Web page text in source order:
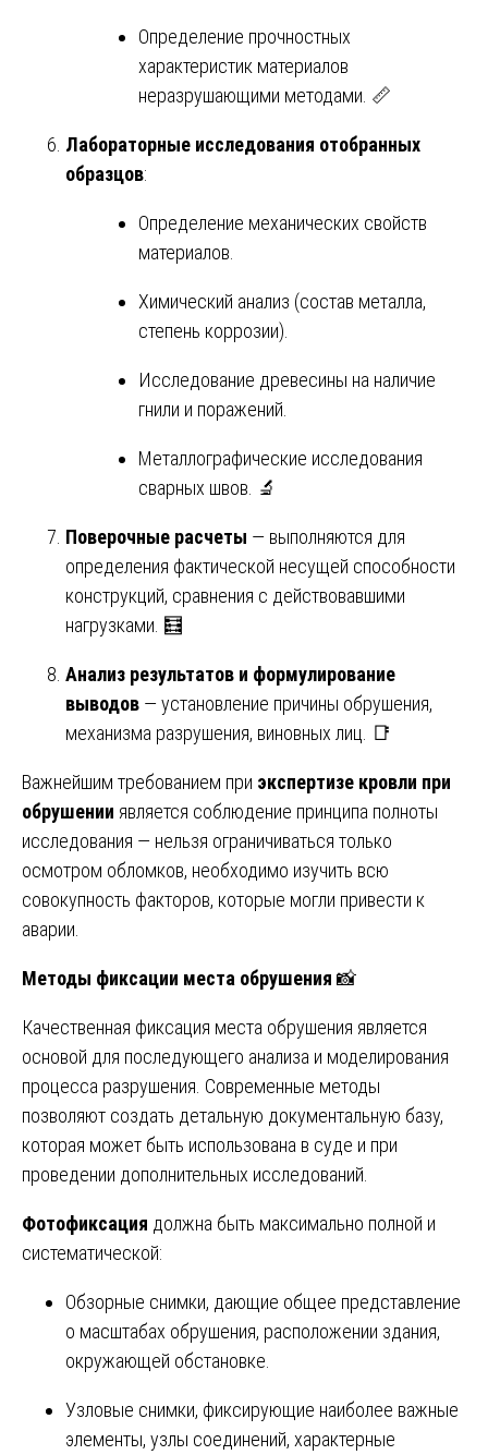
Определение прочностных
характеристик материалов
неразрушающими методами. 📏
Лабораторные исследования отобранных
образцов:
Определение механических свойств
материалов.
Химический анализ (состав металла,
степень коррозии).
Исследование древесины на наличие
гнили и поражений.
Металлографические исследования
сварных швов. 🔬
Поверочные расчеты — выполняются для
определения фактической несущей способности
конструкций, сравнения с действовавшими
нагрузками. 🧮
Анализ результатов и формулирование
выводов — установление причины обрушения,
механизма разрушения, виновных лиц. 📑
Важнейшим требованием при экспертизе кровли при
обрушении является соблюдение принципа полноты
исследования — нельзя ограничиваться только
осмотром обломков, необходимо изучить всю
совокупность факторов, которые могли привести к
аварии.
Методы фиксации места обрушения 📸
Качественная фиксация места обрушения является
основой для последующего анализа и моделирования
процесса разрушения. Современные методы
позволяют создать детальную документальную базу,
которая может быть использована в суде и при
проведении дополнительных исследований.
Фотофиксация должна быть максимально полной и
систематической:
Обзорные снимки, дающие общее представление
о масштабах обрушения, расположении здания,
окружающей обстановке.
Узловые снимки, фиксирующие наиболее важные
элементы, узлы соединений, характерные